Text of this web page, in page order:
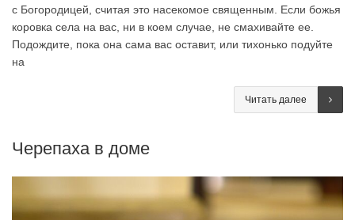
с Богородицей, считая это насекомое священным. Если божья
коровка села на вас, ни в коем случае, не смахивайте ее.
Подождите, пока она сама вас оставит, или тихонько подуйте
на
Читать далее
Черепаха в доме